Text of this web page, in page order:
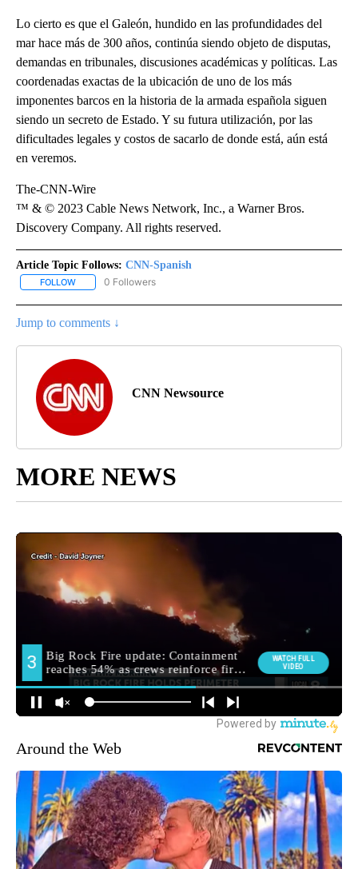
Lo cierto es que el Galeón, hundido en las profundidades del
mar hace más de 300 años, continúa siendo objeto de disputas,
demandas en tribunales, discusiones académicas y políticas. Las
coordenadas exactas de la ubicación de uno de los más
imponentes barcos en la historia de la armada española siguen
siendo un secreto de Estado. Y su futura utilización, por las
dificultades legales y costos de sacarlo de donde está, aún está
en veremos.
The-CNN-Wire
™ & © 2023 Cable News Network, Inc., a Warner Bros.
Discovery Company. All rights reserved.
Article Topic Follows: CNN-Spanish
FOLLOW FOLLOW "CNN-SPANISH" TO RECEIVE NOTIFICATIONS ABOUT
0 Followers
Jump to comments ↓
CNN Newsource
MORE NEWS
Around the Web